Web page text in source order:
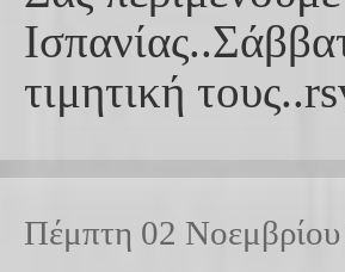
τιμητική
Πέμπτη 02